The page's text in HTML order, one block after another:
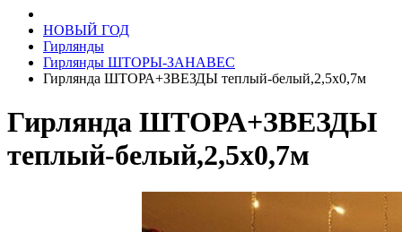
НОВЫЙ ГОД
Гирлянды
Гирлянды ШТОРЫ-ЗАНАВЕС
Гирлянда ШТОРА+ЗВЕЗДЫ теплый-белый,2,5х0,7м
Гирлянда ШТОРА+ЗВЕЗДЫ
теплый-белый,2,5х0,7м